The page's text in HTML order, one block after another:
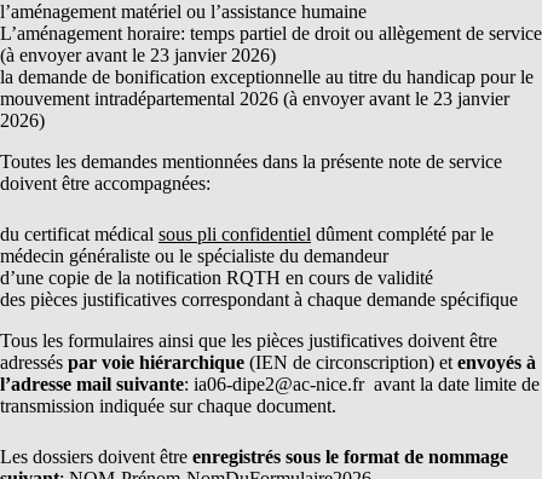
l’aménagement matériel ou l’assistance humaine
L’aménagement horaire: temps partiel de droit ou allègement de service
(à envoyer avant le 23 janvier 2026)
la demande de bonification exceptionnelle au titre du handicap pour le
mouvement intradépartemental 2026 (à envoyer avant le 23 janvier
2026)
Toutes les demandes mentionnées dans la présente note de service
doivent être accompagnées:
du certificat médical sous pli confidentiel dûment complété par le
médecin généraliste ou le spécialiste du demandeur
d’une copie de la notification RQTH en cours de validité
des pièces justificatives correspondant à chaque demande spécifique
Tous les formulaires ainsi que les pièces justificatives doivent être
adressés par voie hiérarchique (IEN de circonscription) et envoyés à
l’adresse mail suivante: ia06-dipe2@ac-nice.fr avant la date limite de
transmission indiquée sur chaque document.
Les dossiers doivent être enregistrés sous le format de nommage